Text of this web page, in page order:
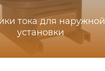
тока для наружной
установки